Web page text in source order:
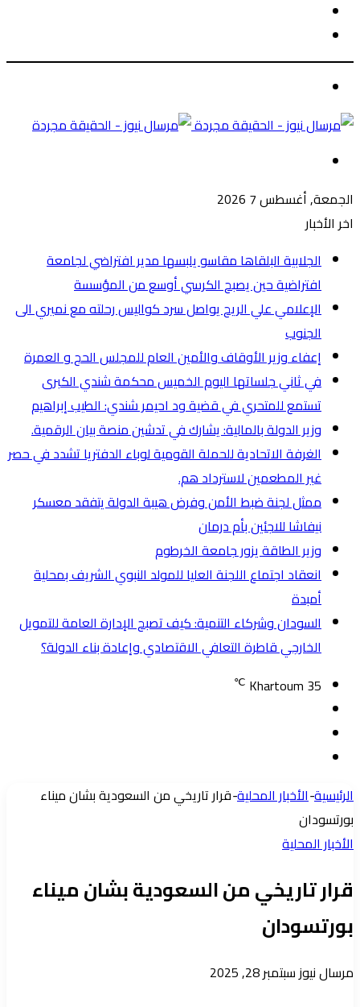
عن
الجمعة, أغسطس 7 2026
اخر الأخبار
الجلابية البلقاها مقاسو يلبسها ​مدير افتراضي لجامعة
افتراضية حين يصبح الكرسي أوسع من المؤسسة
الإعلامي علي الريح يواصل سرد كواليس رحلته مع نميري الى
الجنوب
إعفاء وزير الأوقاف والأمين العام للمجلس الحج و العمرة
في ثاني جلساتها اليوم الخميس محكمة شندي الكبرى
تستمع للمتحري في قضية ود احيمر شندي: الطيب إبراهيم
وزير الدولة بالمالية: يشارك في تدشين منصة بيان الرقمية.
الغرفة الاتحادية للحملة القومية لوباء الدفتريا تشدد في حصر
غير المطعمين لاسترداد هم.
ممثل لجنة ضبط الأمن وفرض هيبة الدولة يتفقد معسكر
نيفاشا للاجئين بأم درمان
وزير الطاقة يزور جامعة الخرطوم
انعقاد اجتماع اللجنة العليا للمولد النبوي الشريف بمحلية
أمبدة
السودان وشركاء التنمية: كيف تصبح الإدارة العامة للتمويل
الخارجي قاطرة التعافي الاقتصادي وإعادة بناء الدولة؟
Khartoum 35
℃
جانبيالرئيسية-الأخبار المحلية-قرار تاريخي من السعودية بشان ميناء
بورتسودان
الأخبار المحلية
قرار تاريخي من السعودية بشان ميناء
بورتسودان
مرسال نيوزأرسل
سبتمبر 28, 2025